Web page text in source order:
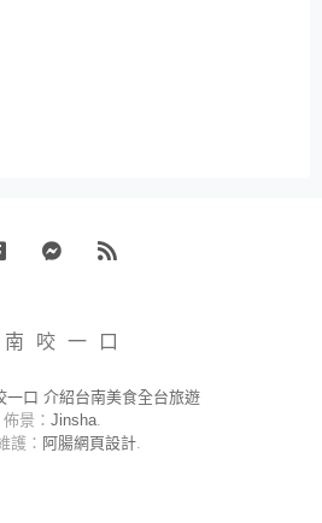
南咬一口
一口 介紹台南美食全台旅遊
佈景： Jinsha.
護： 阿腸網頁設計.